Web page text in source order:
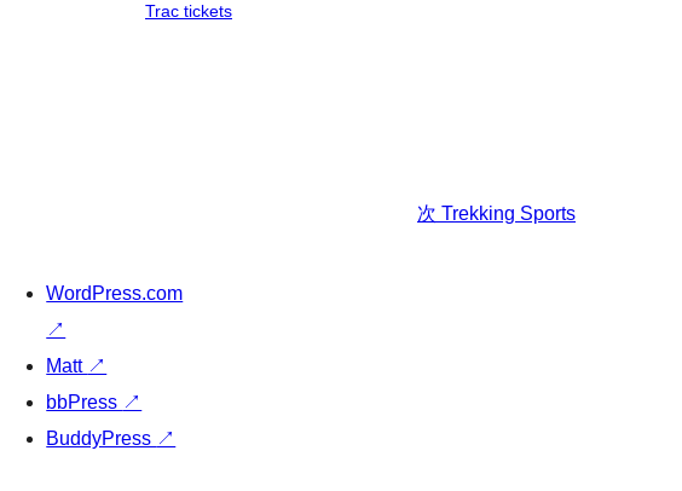
Trac tickets
次 Trekking Sports
WordPress.com
↗
Matt ↗
bbPress ↗
BuddyPress ↗